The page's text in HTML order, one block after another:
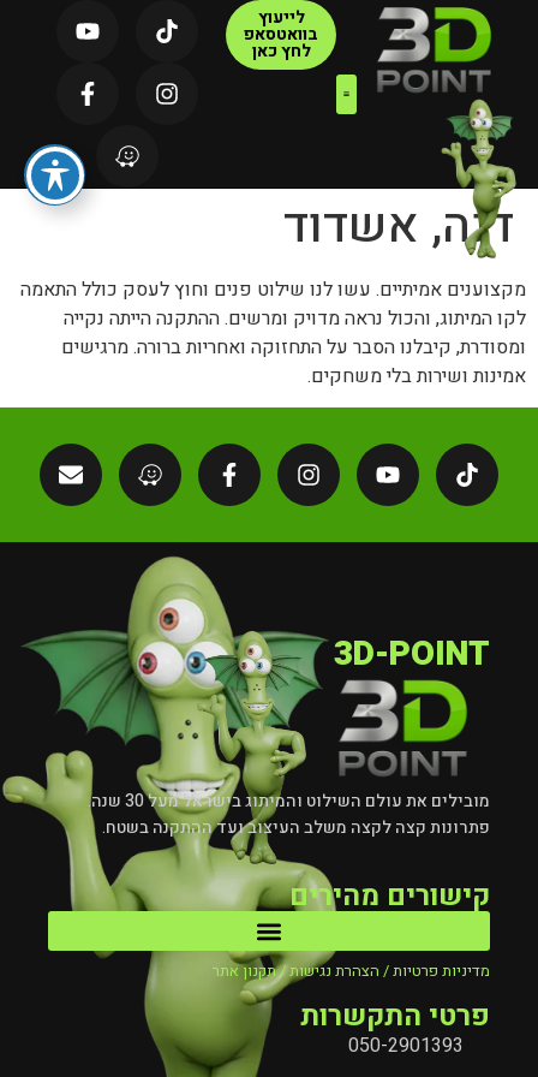
לייעוץ
בוואטסאפ
לחץ כאן
דנה, אשדוד
מקצוענים אמיתיים. עשו לנו שילוט פנים וחוץ לעסק כולל התאמה
לקו המיתוג, והכול נראה מדויק ומרשים. ההתקנה הייתה נקייה
ומסודרת, קיבלנו הסבר על התחזוקה ואחריות ברורה. מרגישים
אמינות ושירות בלי משחקים.
3D-POINT
מובילים את עולם השילוט והמיתוג בישראל מעל 30 שנה.
פתרונות קצה לקצה משלב העיצוב ועד ההתקנה בשטח.
קישורים מהירים
מדיניות פרטיות / הצהרת נגישות / תקנון אתר
פרטי התקשרות
050-2901393